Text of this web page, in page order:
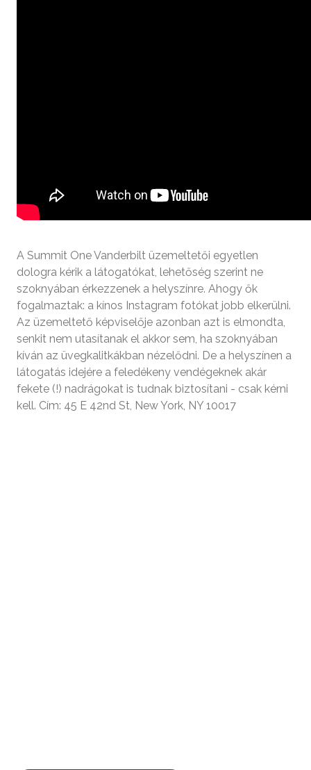
A Summit One Vanderbilt üzemeltetői egyetlen
dologra kérik a látogatókat, lehetőség szerint ne
szoknyában érkezzenek a helyszínre. Ahogy ők
fogalmaztak: a kínos Instagram fotókat jobb elkerülni.
Az üzemeltető képviselője azonban azt is elmondta,
senkit nem utasítanak el akkor sem, ha szoknyában
kíván az üvegkalitkákban nézelődni. De a helyszínen a
látogatás idejére a feledékeny vendégeknek akár
fekete (!) nadrágokat is tudnak biztosítani - csak kérni
kell. Cím: 45 E 42nd St, New York, NY 10017